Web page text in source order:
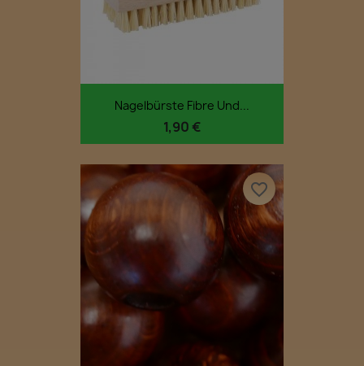
Nagelbürste Fibre Und...
1,90 €
favorite_border